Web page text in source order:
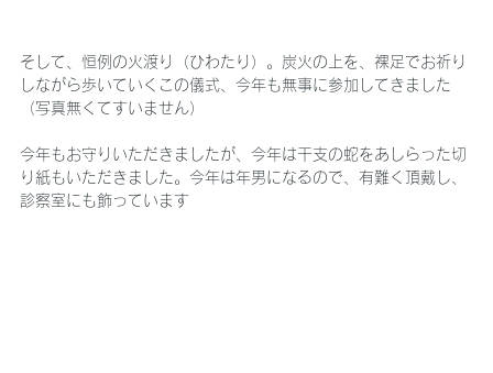
そして、恒例の火渡り（ひわたり）。炭火の上を、裸足でお祈り
しながら歩いていくこの儀式、今年も無事に参加してきました
（写真無くてすいません）
今年もお守りいただきましたが、今年は干支の蛇をあしらった切
り紙もいただきました。今年は年男になるので、有難く頂戴し、
診察室にも飾っています